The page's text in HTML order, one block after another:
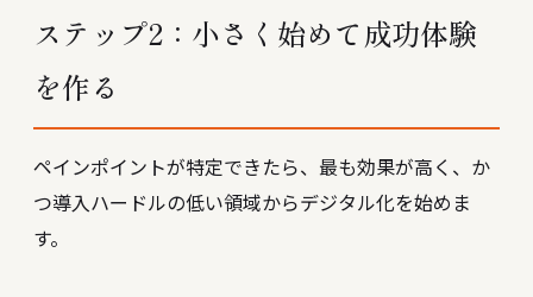
ステップ2：小さく始めて成功体験
を作る
ペインポイントが特定できたら、最も効果が高く、か
つ導入ハードルの低い領域からデジタル化を始めま
す。